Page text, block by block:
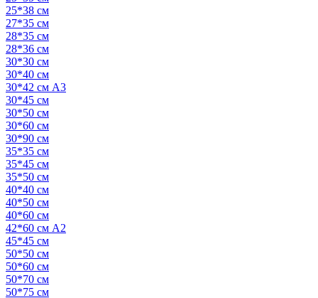
25*38 см
27*35 см
28*35 см
28*36 см
30*30 см
30*40 см
30*42 см А3
30*45 см
30*50 см
30*60 см
30*90 см
35*35 см
35*45 см
35*50 см
40*40 см
40*50 см
40*60 см
42*60 см А2
45*45 см
50*50 см
50*60 см
50*70 см
50*75 см